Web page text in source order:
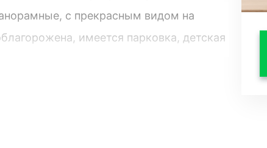
с прекрасным видом на
имеется парковка, детская